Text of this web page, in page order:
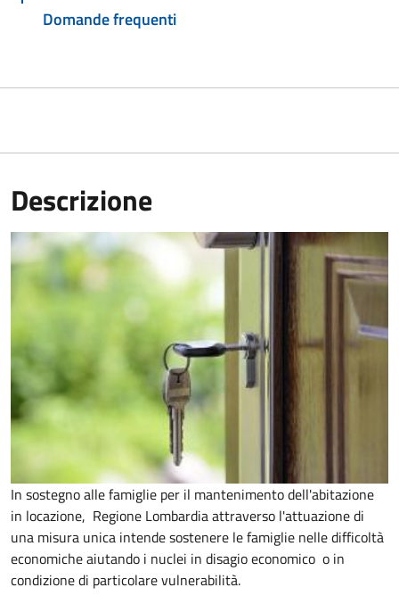
Domande frequenti
Descrizione
In sostegno alle famiglie per il mantenimento dell'abitazione
in locazione, Regione Lombardia attraverso l'attuazione di
una misura unica intende sostenere le famiglie nelle difficoltà
economiche aiutando i nuclei in disagio economico o in
condizione di particolare vulnerabilità.